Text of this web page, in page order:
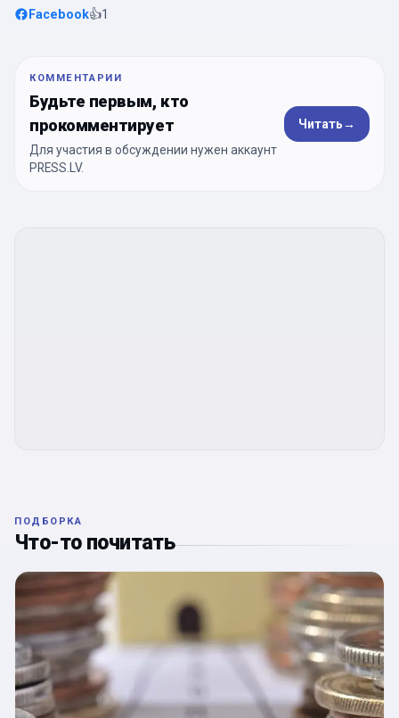
Facebook👍1
КОММЕНТАРИИ
Будьте первым, кто
прокомментирует
Для участия в обсуждении нужен аккаунт
PRESS.LV.
Читать→
ПОДБОРКА
Что-то почитать